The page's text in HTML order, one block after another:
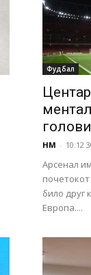
Фудбал
НМ - 10:12
Арсенал
било друг
Европа....